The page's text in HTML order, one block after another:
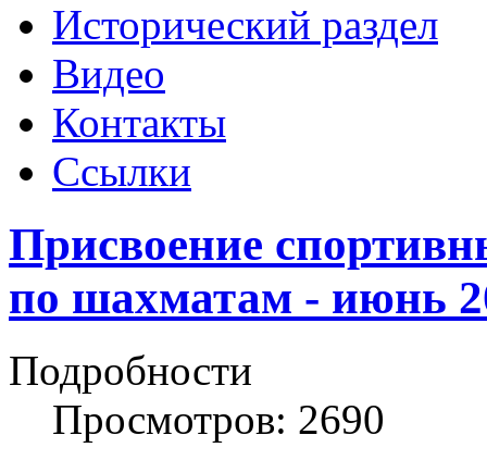
Исторический раздел
Видео
Контакты
Ссылки
Присвоение
по шахматам - июнь
Подробности
Просмотров: 2690